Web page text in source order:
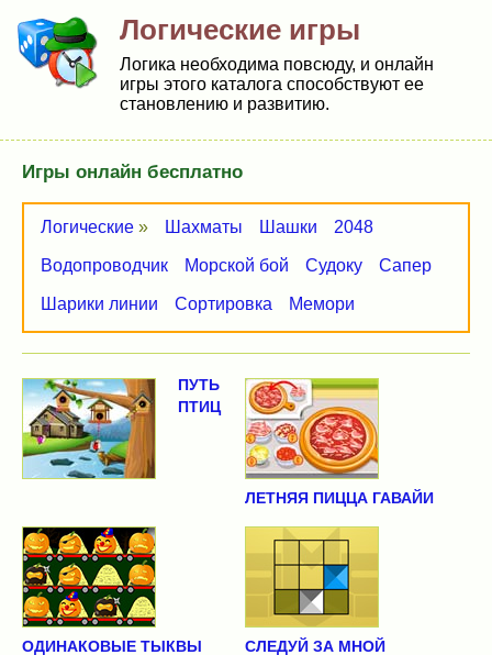
Логические игры
Логика необходима повсюду, и онлайн
игры этого каталога способствуют ее
становлению и развитию.
Игры онлайн бесплатно
Логические » Шахматы Шашки 2048
Водопроводчик Морской бой Судоку Сапер
Шарики линии Сортировка Мемори
ПУТЬ
ПТИЦ
ЛЕТНЯЯ ПИЦЦА ГАВАЙИ
ОДИНАКОВЫЕ ТЫКВЫ СЛЕДУЙ ЗА МНОЙ